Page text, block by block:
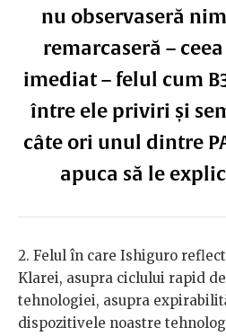
nu observaseră
remarcaseră –
imediat – felul cum
între ele priviri și
câte ori unul dintre
apuca să le
2. Felul în care Ishiguro
Klarei, asupra ciclului rapid
tehnologiei, asupra
dispozitivele noastre